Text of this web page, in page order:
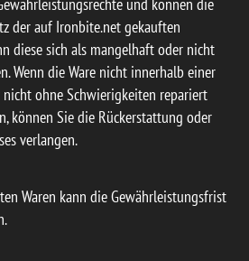
der auf Ironbite.net gekauften
diese sich als mangelhaft oder nicht
Wenn die Ware nicht innerhalb einer
nicht ohne Schwierigkeiten repariert
können Sie die Rückerstattung oder
verlangen.
Waren kann die Gewährleistungsfrist